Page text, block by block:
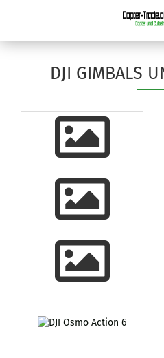
DJI GIMBALS